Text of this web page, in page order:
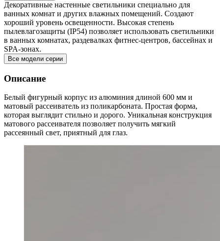
Декоративные настенные светильники специально для
ванных комнат и других влажных помещений. Создают
хороший уровень освещенности. Высокая степень
пылевлагозащиты (IP54) позволяет использовать светильники
в ванных комнатах, раздевалках фитнес-центров, бассейнах и
SPA-зонах.
Все модели серии
Описание
Белый фигурный корпус из алюминия длиной 600 мм и
матовый рассеиватель из поликарбоната. Простая форма,
которая выглядит стильно и дорого. Уникальная конструкция
матового рассеивателя позволяет получить мягкий
рассеянный свет, приятный для глаз.